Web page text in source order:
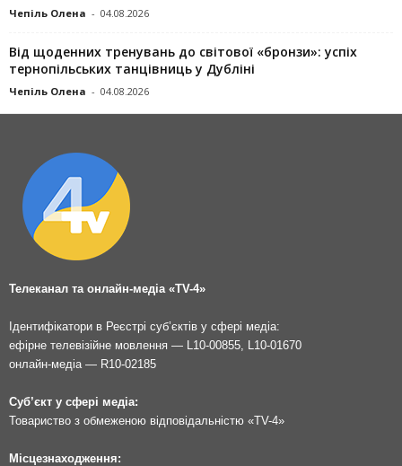
Чепіль Олена - 04.08.2026
Від щоденних тренувань до світової «бронзи»: успіх
тернопільських танцівниць у Дубліні
Чепіль Олена - 04.08.2026
Телеканал та онлайн-медіа «TV-4»
Ідентифікатори в Реєстрі суб’єктів у сфері медіа:
ефірне телевізійне мовлення — L10-00855, L10-01670
онлайн-медіа — R10-02185
Суб’єкт у сфері медіа:
Товариство з обмеженою відповідальністю «TV-4»
Місцезнаходження: